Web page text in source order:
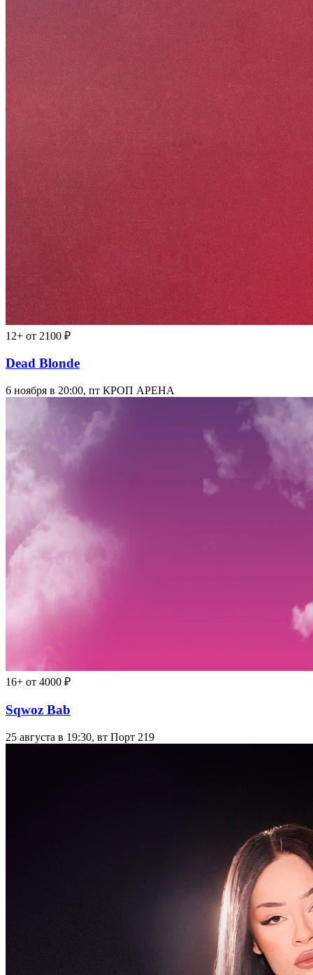
12+ от 2100 ₽
Dead Blonde
6 ноября в 20:00, пт КРОП АРЕНА
16+ от 4000 ₽
Sqwoz Bab
25 августа в 19:30, вт Порт 219